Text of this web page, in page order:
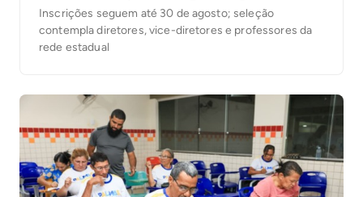
Inscrições seguem até 30 de agosto; seleção
contempla diretores, vice-diretores e professores da
rede estadual